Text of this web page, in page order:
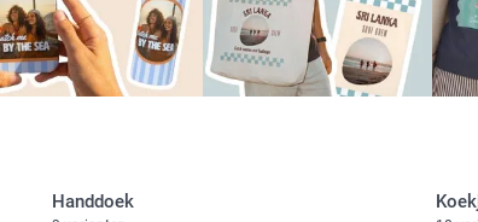
Handdoek